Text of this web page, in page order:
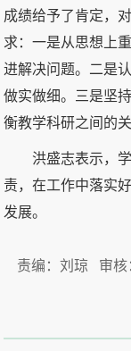
成绩给予了肯定，
求：一是从思想上
进解决问题。二是
做实做细。三是坚
衡教学科研之间的
洪盛志表示，
责，在工作中落实
发展。
责编：刘琼 审核